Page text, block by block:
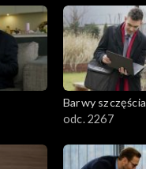
Barwy szczęścia
odc. 2267